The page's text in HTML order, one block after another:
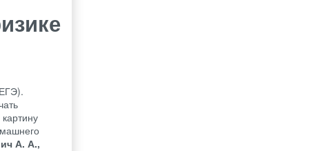
А. А.,